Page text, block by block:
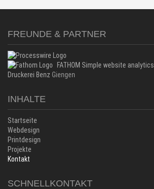
FREUNDE & PARTNER
FATHOM Simple website analytics
Druckerei Benz Giengen
INHALTE
Startseite
Webdesign
Printdesign
Projekte
Kontakt
SCHNELLKONTAKT